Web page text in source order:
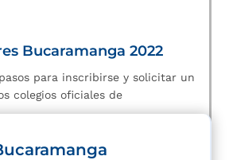
Bucaramanga 2022
para inscribirse y solicitar un
colegios oficiales de